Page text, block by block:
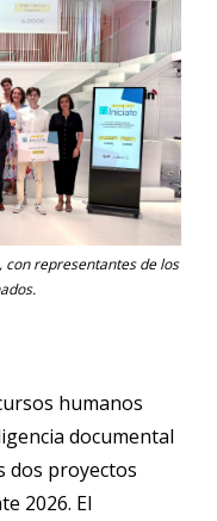
con representantes de los
humanos
documental
dos proyectos
2026. El